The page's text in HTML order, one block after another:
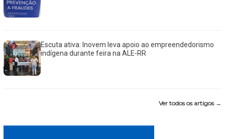
Escuta ativa: Inovem leva apoio ao empreendedorismo
indígena durante feira na ALE-RR
Ver todos os artigos →